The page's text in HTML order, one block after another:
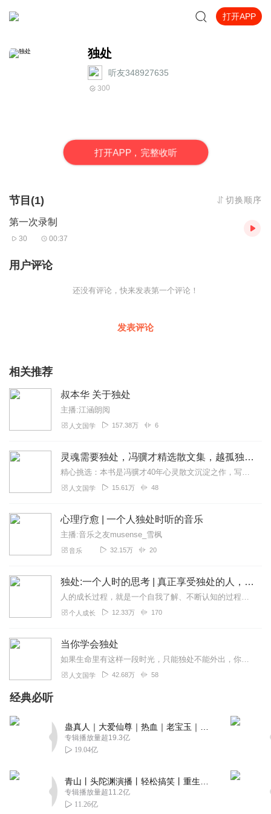
打开APP
独处
听友348927635
300
打开APP，完整收听
节目(1) 切换顺序
第一次录制
30 00:37
用户评论
还没有评论，快来发表第一个评论！
发表评论
相关推荐
叔本华 关于独处
主播:江涵朗阅
人文国学 157.38万 6
灵魂需要独处，冯骥才精选散文集，越孤独越自由，莫言推荐
精心挑选：本书是冯骥才40年心灵散文沉淀之作，写给每一个喜欢独处又渴望交流的现代人。完整收录媒体与读者推崇备至的46篇极具代表性的散文佳作，在冯骥才舒缓与灵动的...
人文国学 15.61万 48
心理疗愈 | 一个人独处时听的音乐
主播:音乐之友musense_雪枫
音乐 32.15万 20
独处:一个人时的思考 | 真正享受独处的人，都是被深深爱过的人｜孤独 独居 催眠
人的成长过程，就是一个自我了解、不断认知的过程。从一开始亦步亦趋地学习，到后来独立思考走进自己的灵魂深处，独处是必不可少的环节。在独处中探究和发现自己，有一天，...
个人成长 12.33万 170
当你学会独处
如果生命里有这样一段时光，只能独处不能外出，你会做些什么？当你一个人的时候，是感到百无聊赖，难以忍受，还是感到一种充实和满足？人们往往把交往看作一种能力，却忽略...
人文国学 42.68万 58
经典必听
专辑播放量超19.3亿
19.04亿
专辑播放量超11.2亿
11.26亿